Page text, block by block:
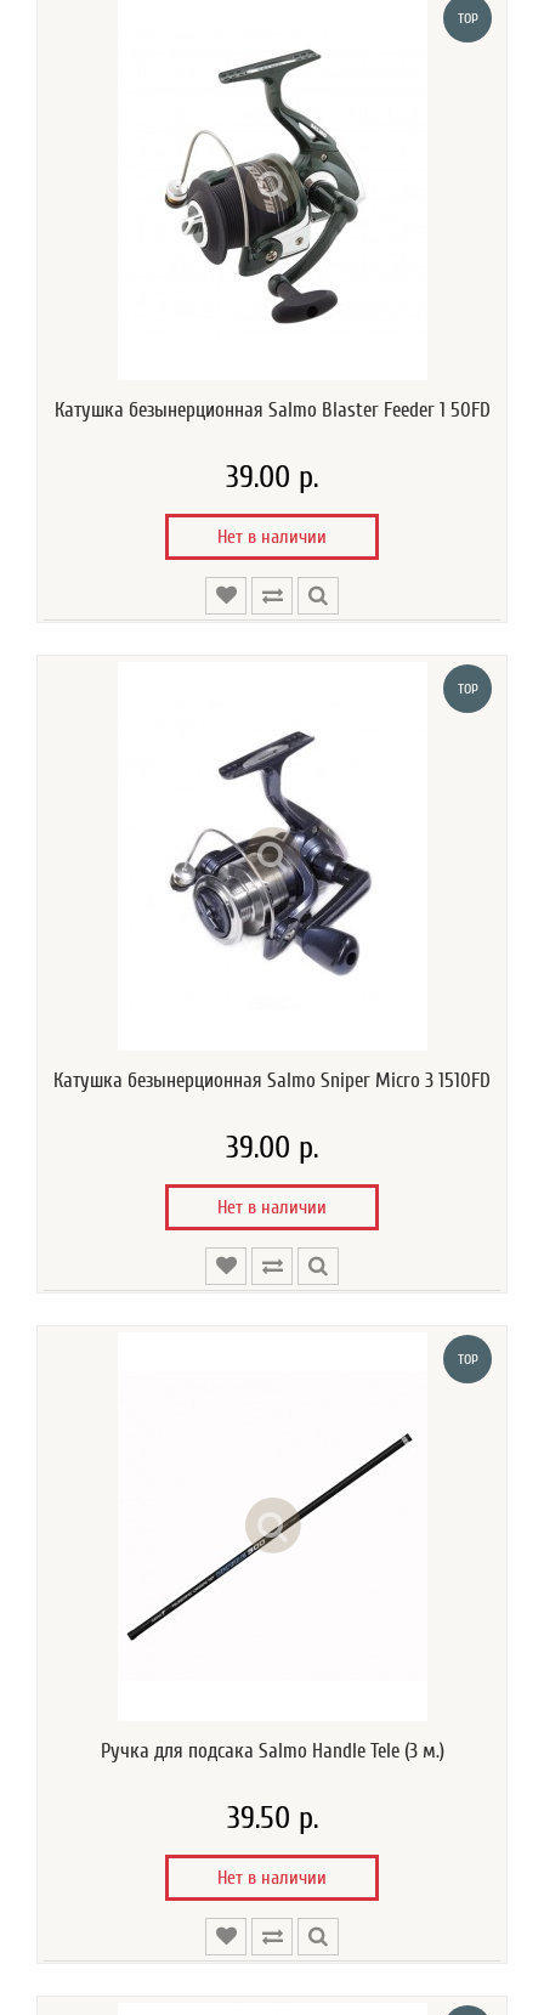
TOP
Катушка безынерционная Salmo Blaster Feeder 1 50FD
39.00 р.
Нет в наличии
TOP
Катушка безынерционная Salmo Sniper Micro 3 1510FD
39.00 р.
Нет в наличии
TOP
Ручка для подсака Salmo Handle Tele (3 м.)
39.50 р.
Нет в наличии